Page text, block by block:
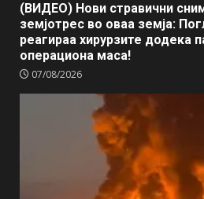
(ВИДЕО) Нови стравични
земјотрес во оваа земја:
реагираа хирурзите додека
операциона маса!
07/08/2026